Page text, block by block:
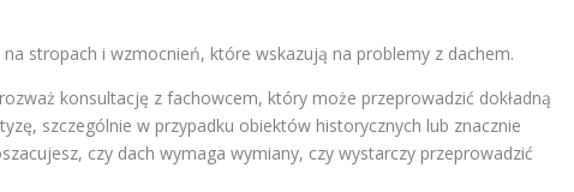
stropach i wzmocnień, które wskazują na problemy z dachem.
konsultację z fachowcem, który może przeprowadzić dokładną
szczególnie w przypadku obiektów historycznych lub znacznie
czy dach wymaga wymiany, czy wystarczy przeprowadzić